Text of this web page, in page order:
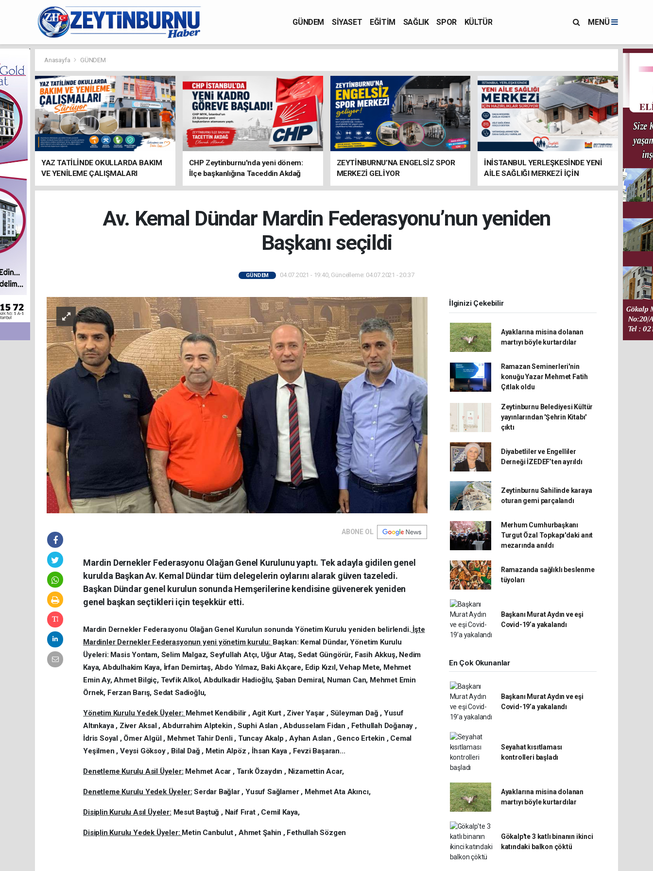
GÜNDEM SİYASET EĞİTİM SAĞLIK SPOR KÜLTÜR MENÜ
Anasayfa GÜNDEM
YAZ TATİLİNDE OKULLARDA BAKIM
VE YENİLEME ÇALIŞMALARI
SÜRÜYOR
CHP Zeytinburnu'nda yeni dönem:
İlçe başkanlığına Taceddin Akdağ
atandı
ZEYTİNBURNU’NA ENGELSİZ SPOR
MERKEZİ GELİYOR
İNİSTANBUL YERLEŞKESİNDE YENİ
AİLE SAĞLIĞI MERKEZİ İÇİN
HAZIRLIKLAR SÜRÜYOR
Av. Kemal Dündar Mardin Federasyonu’nun yeniden
Başkanı seçildi
GÜNDEM 04.07.2021 - 19:40, Güncelleme: 04.07.2021 - 20:37
ABONE OL
Mardin Dernekler Federasyonu Olağan Genel Kurulunu yaptı. Tek adayla gidilen genel
kurulda Başkan Av. Kemal Dündar tüm delegelerin oylarını alarak güven tazeledi.
Başkan Dündar genel kurulun sonunda Hemşerilerine kendisine güvenerek yeniden
genel başkan seçtikleri için teşekkür etti.
Mardin Dernekler Federasyonu Olağan Genel Kurulun sonunda Yönetim Kurulu yeniden belirlendi. İşte
Mardinler Dernekler Federasyonun yeni yönetim kurulu: Başkan: Kemal Dündar, Yönetim Kurulu
Üyeleri: Masis Yontam, Selim Malgaz, Seyfullah Atçı, Uğur Ataş, Sedat Güngörür, Fasih Akkuş, Nedim
Kaya, Abdulhakim Kaya, İrfan Demirtaş, Abdo Yılmaz, Baki Akçare, Edip Kızıl, Vehap Mete, Mehmet
Emin Ay, Ahmet Bilgiç, Tevfik Alkol, Abdulkadir Hadioğlu, Şaban Demiral, Numan Can, Mehmet Emin
Örnek, Ferzan Barış, Sedat Sadioğlu,
Yönetim Kurulu Yedek Üyeler: Mehmet Kendibilir , Agit Kurt , Ziver Yaşar , Süleyman Dağ , Yusuf
Altınkaya , Ziver Aksal , Abdurrahim Alptekin , Suphi Aslan , Abdusselam Fidan , Fethullah Doğanay ,
İdris Soyal , Ömer Algül , Mehmet Tahir Denli , Tuncay Akalp , Ayhan Aslan , Genco Ertekin , Cemal
Yeşilmen , Veysi Göksoy , Bilal Dağ , Metin Alpöz , İhsan Kaya , Fevzi Başaran...
Denetleme Kurulu Asil Üyeler: Mehmet Acar , Tarık Özaydın , Nizamettin Acar,
Denetleme Kurulu Yedek Üyeler: Serdar Bağlar , Yusuf Sağlamer , Mehmet Ata Akıncı,
Disiplin Kurulu Asıl Üyeler: Mesut Baştuğ , Naif Fırat , Cemil Kaya,
Disiplin Kurulu Yedek Üyeler: Metin Canbulut , Ahmet Şahin , Fethullah Sözgen
İlginizi Çekebilir
Ayaklarına misina dolanan
martıyı böyle kurtardılar
Ramazan Seminerleri'nin
konuğu Yazar Mehmet Fatih
Çıtlak oldu
Zeytinburnu Belediyesi Kültür
yayınlarından 'Şehrin Kitabı'
çıktı
Diyabetliler ve Engelliler
Derneği İZEDEF’ten ayrıldı
Zeytinburnu Sahilinde karaya
oturan gemi parçalandı
Merhum Cumhurbaşkanı
Turgut Özal Topkapı'daki anıt
mezarında anıldı
Ramazanda sağlıklı beslenme
tüyoları
Başkanı Murat Aydın ve eşi
Covid-19’a yakalandı
En Çok Okunanlar
Başkanı Murat Aydın ve eşi
Covid-19’a yakalandı
Seyahat kısıtlaması
kontrolleri başladı
Ayaklarına misina dolanan
martıyı böyle kurtardılar
Gökalp'te 3 katlı binanın ikinci
katındaki balkon çöktü